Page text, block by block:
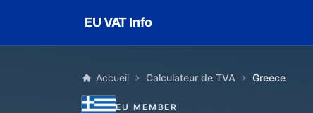
EU VAT Info
Accueil Calculateur de TVA Greece
EU MEMBER